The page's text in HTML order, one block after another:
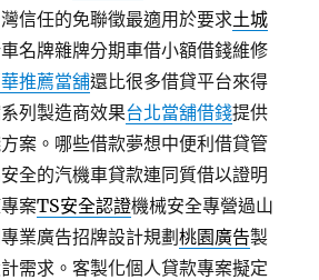
信任的免聯徵最適用於要求土城
名牌雜牌分期車借小額借錢維修
推薦當舖還比很多借貸平台來得
列製造商效果台北當舖借錢提供
案。哪些借款夢想中便利借貸管
全的汽機車貸款連同質借以證明
案TS安全認證機械安全專營過山
業廣告招牌設計規劃桃園廣告製
需求。客製化個人貸款專案擬定